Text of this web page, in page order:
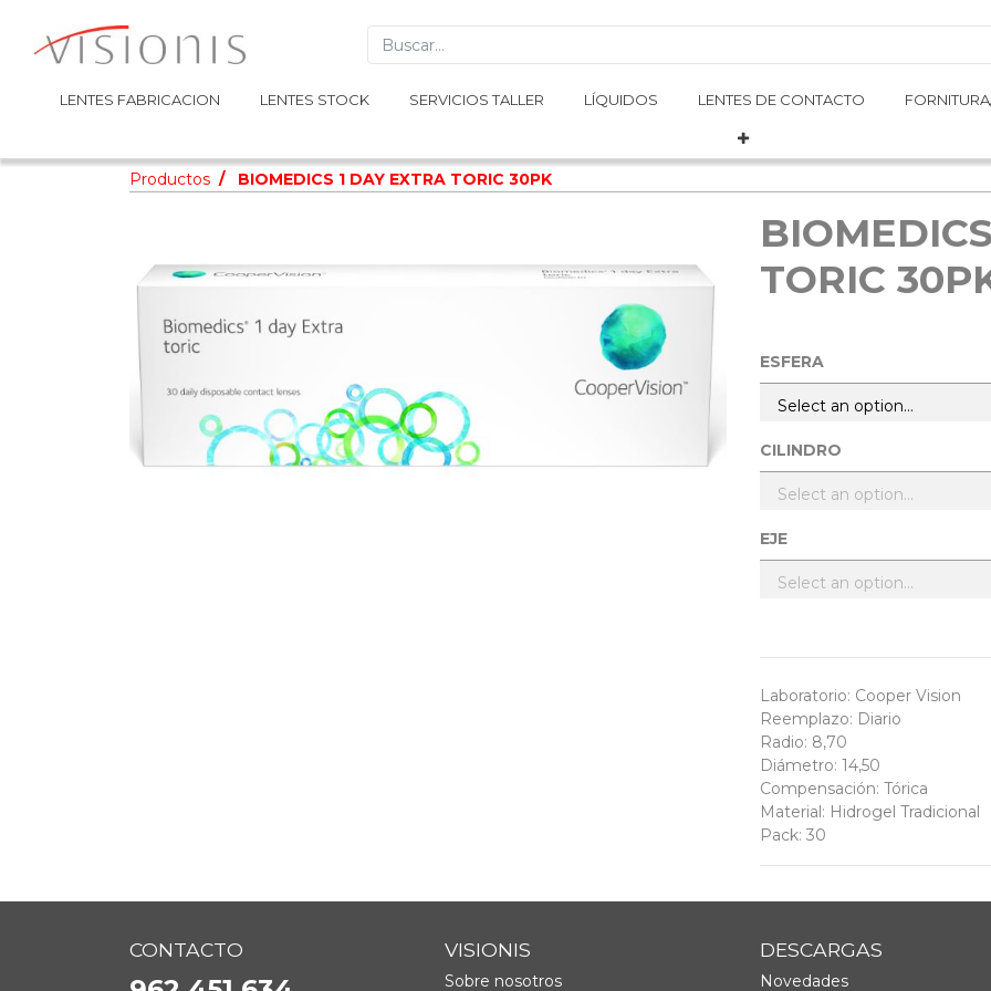
LENTES FABRICACION LENTES STOCK SERVICIOS TALLER LÍQUIDOS LENTES DE CONTACTO
LENTES FABRICACION LENTES STOCK SERVICIOS TALLER LÍQUIDOS LENTES DE CONTACTO
Productos BIOMEDICS 1 DAY EXTRA TORIC 30PK
TORIC
ESFERA
CILINDRO
EJE
Laboratorio: Cooper Vision
Reemplazo: Diario
Radio: 8,70
Diámetro: 14,50
Compensación: Tórica
Material: Hidrogel Tradicional
Pack: 30
CONTACTO VISIONIS
Sobre nosotros
DESCARGAS
Novedades